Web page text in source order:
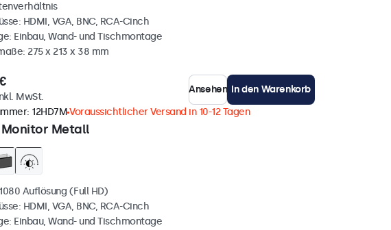
HDMI, VGA, BNC, RCA-Cinch
Einbau, Wand- und Tischmontage
275 x 213 x 38 mm
MwSt.
Ansehen In den Warenkorb
Monitor Metall
12HD7MVoraussichtlicher Versand in 10-12 Tagen
Auflösung (Full HD)
HDMI, VGA, BNC, RCA-Cinch
Einbau, Wand- und Tischmontage